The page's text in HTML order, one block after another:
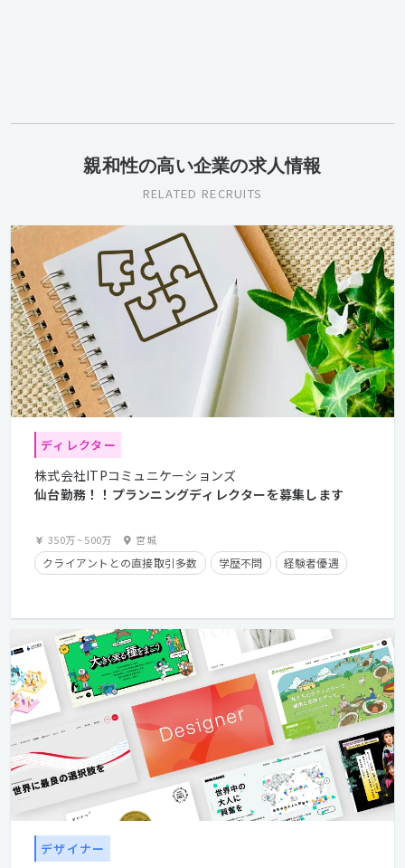
親和性の高い企業の求人情報
RELATED RECRUITS
ディレクター
株式会社ITPコミュニケーションズ
仙台勤務！！プランニングディレクターを募集します
350万~500万 宮城
クライアントとの直接取引多数 学歴不問 経験者優遇
デザイナー